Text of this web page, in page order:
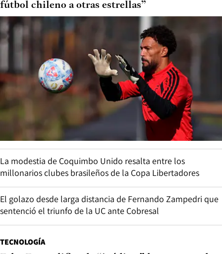
fútbol chileno a otras estrellas”
La modestia de Coquimbo Unido resalta entre los
millonarios clubes brasileños de la Copa Libertadores
El golazo desde larga distancia de Fernando Zampedri que
sentenció el triunfo de la UC ante Cobresal
TECNOLOGÍA